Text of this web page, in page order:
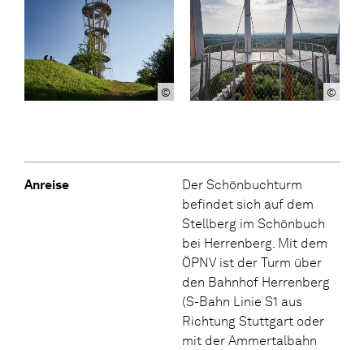
© ©
Anreise
Der Schönbuchturm
befindet sich auf dem
Stellberg im Schönbuch
bei Herrenberg. Mit dem
ÖPNV ist der Turm über
den Bahnhof Herrenberg
(S-Bahn Linie S1 aus
Richtung Stuttgart oder
mit der Ammertalbahn